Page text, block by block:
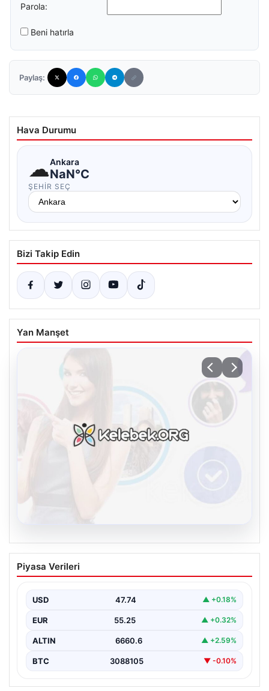
Parola:
Beni hatırla
Paylaş:
Hava Durumu
☁Ankara
NaN°C
ŞEHIR SEÇ
Bizi Takip Edin
Yan Manşet
Kelebek.Org İle Sanal İletişimin Güvenli
Adresi Ve Sohbet Deneyimi
kurması kritik bir değer ifade etmektedir. Halen…
Piyasa Verileri
USD 47.74 ▲ +0.18%
EUR 55.25 ▲ +0.32%
ALTIN 6660.6 ▲ +2.59%
BTC 3088105 ▼ -0.10%